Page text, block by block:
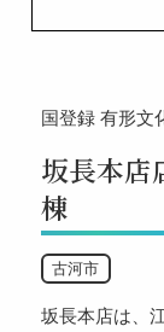
国登録 有形文
坂長本店
棟
古河市
坂長本店は、